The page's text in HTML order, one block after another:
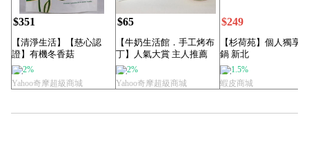
$351
【清淨生活】【慈心認
證】有機冬香菇
（70g±5%/包）
2%
Yahoo奇摩超級商城
$65
【牛奶生活館．手工烤布
丁】人氣大賞 主人推薦
2%
Yahoo奇摩超級商城
$249
【杉荷苑】個人獨享
鍋 新北
1.5%
蝦皮商城